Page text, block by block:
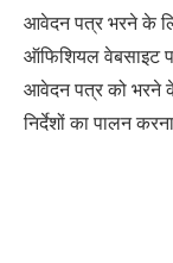
आवेदन पत्र भरने के
ऑफिशियल वेबसाइट
आवेदन पत्र को भरने के
निर्देशों का पालन